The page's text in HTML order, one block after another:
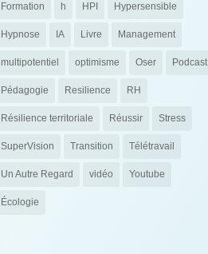
Formation h HPI Hypersensible
Hypnose IA Livre Management
multipotentiel optimisme Oser Podcast
Pédagogie Resilience RH
Résilience territoriale Réussir Stress
SuperVision Transition Télétravail
Un Autre Regard vidéo Youtube
Écologie